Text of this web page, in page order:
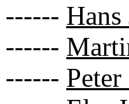
------
------
------